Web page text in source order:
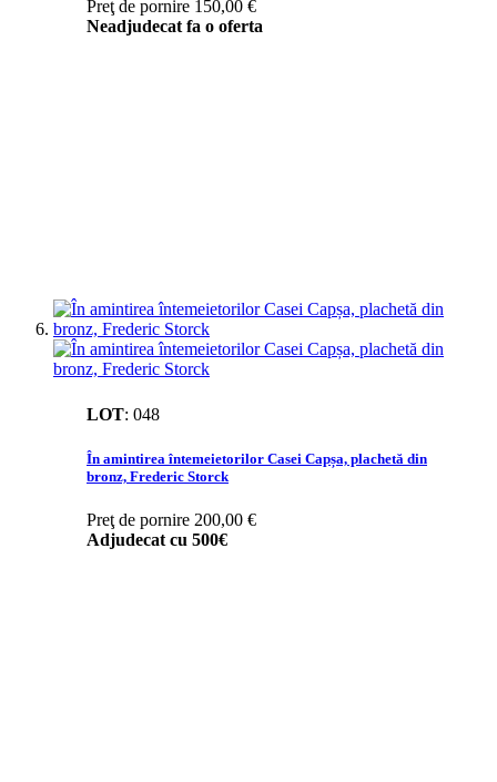
Preţ de pornire 150,00 €
Neadjudecat fa o oferta
LOT: 048
În amintirea întemeietorilor Casei Capșa, plachetă din
bronz, Frederic Storck
Preţ de pornire 200,00 €
Adjudecat cu 500€